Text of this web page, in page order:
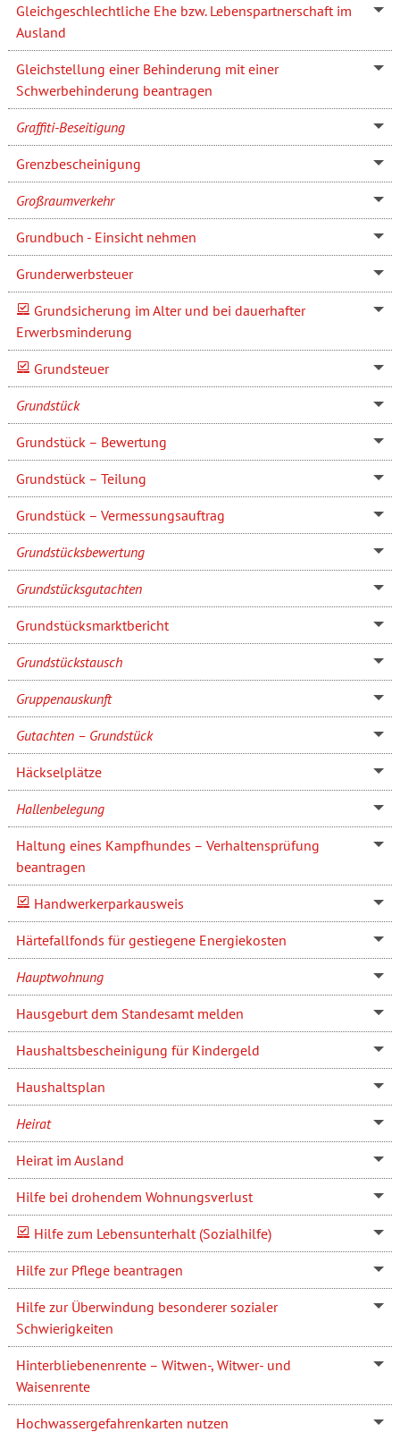
Gleichgeschlechtliche Ehe bzw. Lebenspartnerschaft im
Ausland
Gleichstellung einer Behinderung mit einer
Schwerbehinderung beantragen
Graffiti-Beseitigung
Grenzbescheinigung
Großraumverkehr
Grundbuch - Einsicht nehmen
Grunderwerbsteuer
Grundsicherung im Alter und bei dauerhafter
Erwerbsminderung
Grundsteuer
Grundstück
Grundstück – Bewertung
Grundstück – Teilung
Grundstück – Vermessungsauftrag
Grundstücksbewertung
Grundstücksgutachten
Grundstücksmarktbericht
Grundstückstausch
Gruppenauskunft
Gutachten – Grundstück
Häckselplätze
Hallenbelegung
Haltung eines Kampfhundes – Verhaltensprüfung
beantragen
Handwerkerparkausweis
Härtefallfonds für gestiegene Energiekosten
Hauptwohnung
Hausgeburt dem Standesamt melden
Haushaltsbescheinigung für Kindergeld
Haushaltsplan
Heirat
Heirat im Ausland
Hilfe bei drohendem Wohnungsverlust
Hilfe zum Lebensunterhalt (Sozialhilfe)
Hilfe zur Pflege beantragen
Hilfe zur Überwindung besonderer sozialer
Schwierigkeiten
Hinterbliebenenrente – Witwen-, Witwer- und
Waisenrente
Hochwassergefahrenkarten nutzen